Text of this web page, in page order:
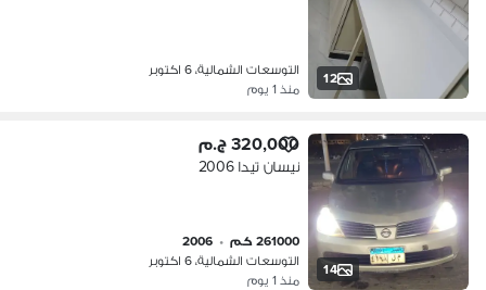
12
التوسعات الشمالية، 6 اكتوبر
منذ 1 يوم
14
320,000 ج.م
نيسان تيدا 2006
261000 كم •
2006
التوسعات الشمالية، 6 اكتوبر
منذ 1 يوم